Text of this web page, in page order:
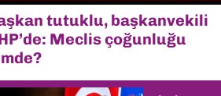
tutuklu, başkanvekili
Meclis çoğunluğu